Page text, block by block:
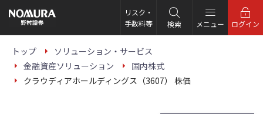
の
ー
リスク・
手数料等
検索 メニュー ログイン
トップ
ソリューション・サービス
金融資産ソリューション
国内株式
クラウディアホールディングス（3607） 株価